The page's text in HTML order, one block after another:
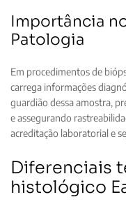
Importância
Patologia
Em procedimentos de
carrega informações
guardião dessa amostra,
e assegurando
acreditação laboratorial e
Diferenciais
histológico